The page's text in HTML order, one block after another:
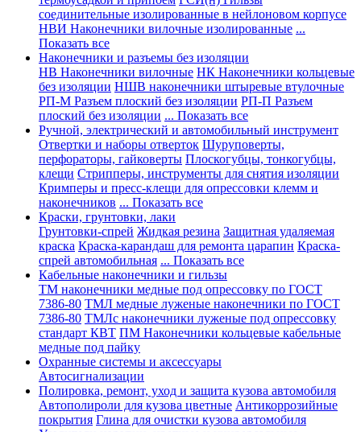
соединительные изолированные в нейлоновом корпусе
НВИ Наконечники вилочные изолированные ...
Показать все
Наконечники и разъемы без изоляции
НВ Наконечники вилочные НК Наконечники кольцевые
без изоляции НШВ наконечники штыревые втулочные
РП-М Разъем плоский без изоляции РП-П Разъем
плоский без изоляции ... Показать все
Ручной, электрический и автомобильный инструмент
Отвертки и наборы отверток Шуруповерты,
перфораторы, гайковерты Плоскогубцы, тонкогубцы,
клещи Стрипперы, инструменты для снятия изоляции
Кримперы и пресс-клещи для опрессовки клемм и
наконечников ... Показать все
Краски, грунтовки, лаки
Грунтовки-спрей Жидкая резина Защитная удаляемая
краска Краска-карандаш для ремонта царапин Краска-
спрей автомобильная ... Показать все
Кабельные наконечники и гильзы
ТМ наконечники медные под опрессовку по ГОСТ
7386-80 ТМЛ медные луженые наконечники по ГОСТ
7386-80 ТМЛс наконечники луженые под опрессовку
стандарт КВТ ПМ Наконечники кольцевые кабельные
медные под пайку
Охранные системы и аксессуары
Автосигнализации
Полировка, ремонт, уход и защита кузова автомобиля
Автополироли для кузова цветные Антикоррозийные
покрытия Глина для очистки кузова автомобиля